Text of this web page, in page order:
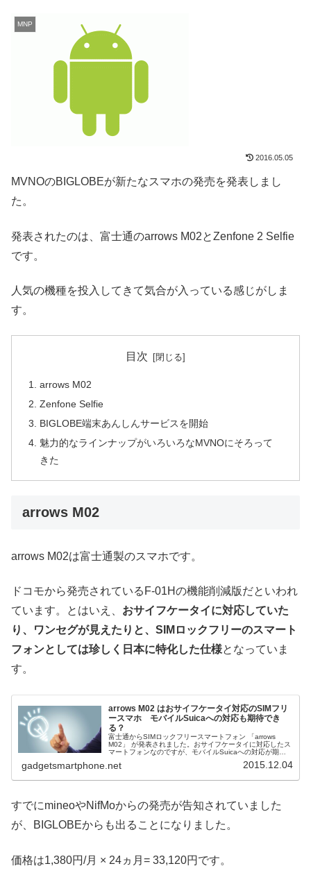
MNP
2016.05.05
MVNOのBIGLOBEが新たなスマホの発売を発表しまし
た。
発表されたのは、富士通のarrows M02とZenfone 2 Selfie
です。
人気の機種を投入してきて気合が入っている感じがしま
す。
目次
arrows M02
Zenfone Selfie
BIGLOBE端末あんしんサービスを開始
魅力的なラインナップがいろいろなMVNOにそろって
きた
arrows M02
arrows M02は富士通製のスマホです。
ドコモから発売されているF-01Hの機能削減版だといわれ
ています。とはいえ、 おサイフケータイに対応していた
り、ワンセグが見えたりと、SIMロックフリーのスマート
フォンとしては珍しく日本に特化した仕様となっていま
す。
arrows M02 はおサイフケータイ対応のSIMフリ
ースマホ モバイルSuicaへの対応も期待でき
る？
富士通からSIMロックフリースマートフォン 「arrows
M02」 が発表されました。おサイフケータイに対応したス
マートフォンなのですが、モバイルSuicaへの対応が期待
クフリースマー...
gadgetsmartphone.net 2015.12.04
すでにmineoやNifMoからの発売が告知されていました
が、BIGLOBEからも出ることになりました。
価格は1,380円/月 × 24ヵ月= 33,120円です。